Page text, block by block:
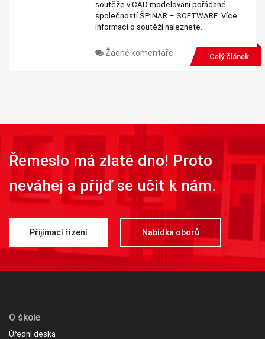
soutěže v CAD modelování pořádané
společností ŠPINAR – SOFTWARE. Více
informací o soutěži naleznete…
Žádné komentáře Celý článek
Řemeslo má zlaté dno! Proto
neváhej a přijď se učit k nám.
Přijímací řízení Nabídka oborů
O škole
Úřední deska